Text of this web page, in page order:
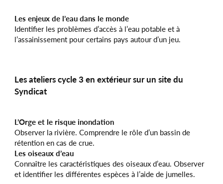
Les enjeux de l’eau dans le monde
Identifier les problèmes d’accès à l’eau potable et à
l’assainissement pour certains pays autour d’un jeu.
Les ateliers cycle 3 en extérieur sur un site du
Syndicat
L’Orge et le risque inondation
Observer la rivière. Comprendre le rôle d’un bassin de
rétention en cas de crue.
Les oiseaux d’eau
Connaître les caractéristiques des oiseaux d’eau. Observer
et identifier les différentes espèces à l’aide de jumelles.